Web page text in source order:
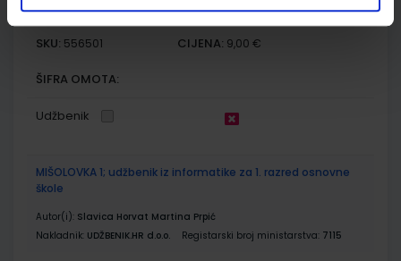
Nakladnik:ALFA d.d. Registarski broj ministarstva:6103-DOM2
SKU: 556501 CIJENA: 9,00 €
ŠIFRA OMOTA:
Udžbenik
MIŠOLOVKA 1; udžbenik iz informatike za 1. razred osnovne
škole
Autor(i): Slavica Horvat Martina Prpić
Nakladnik: UDŽBENIK.HR d.o.o. Registarski broj ministarstva: 7115